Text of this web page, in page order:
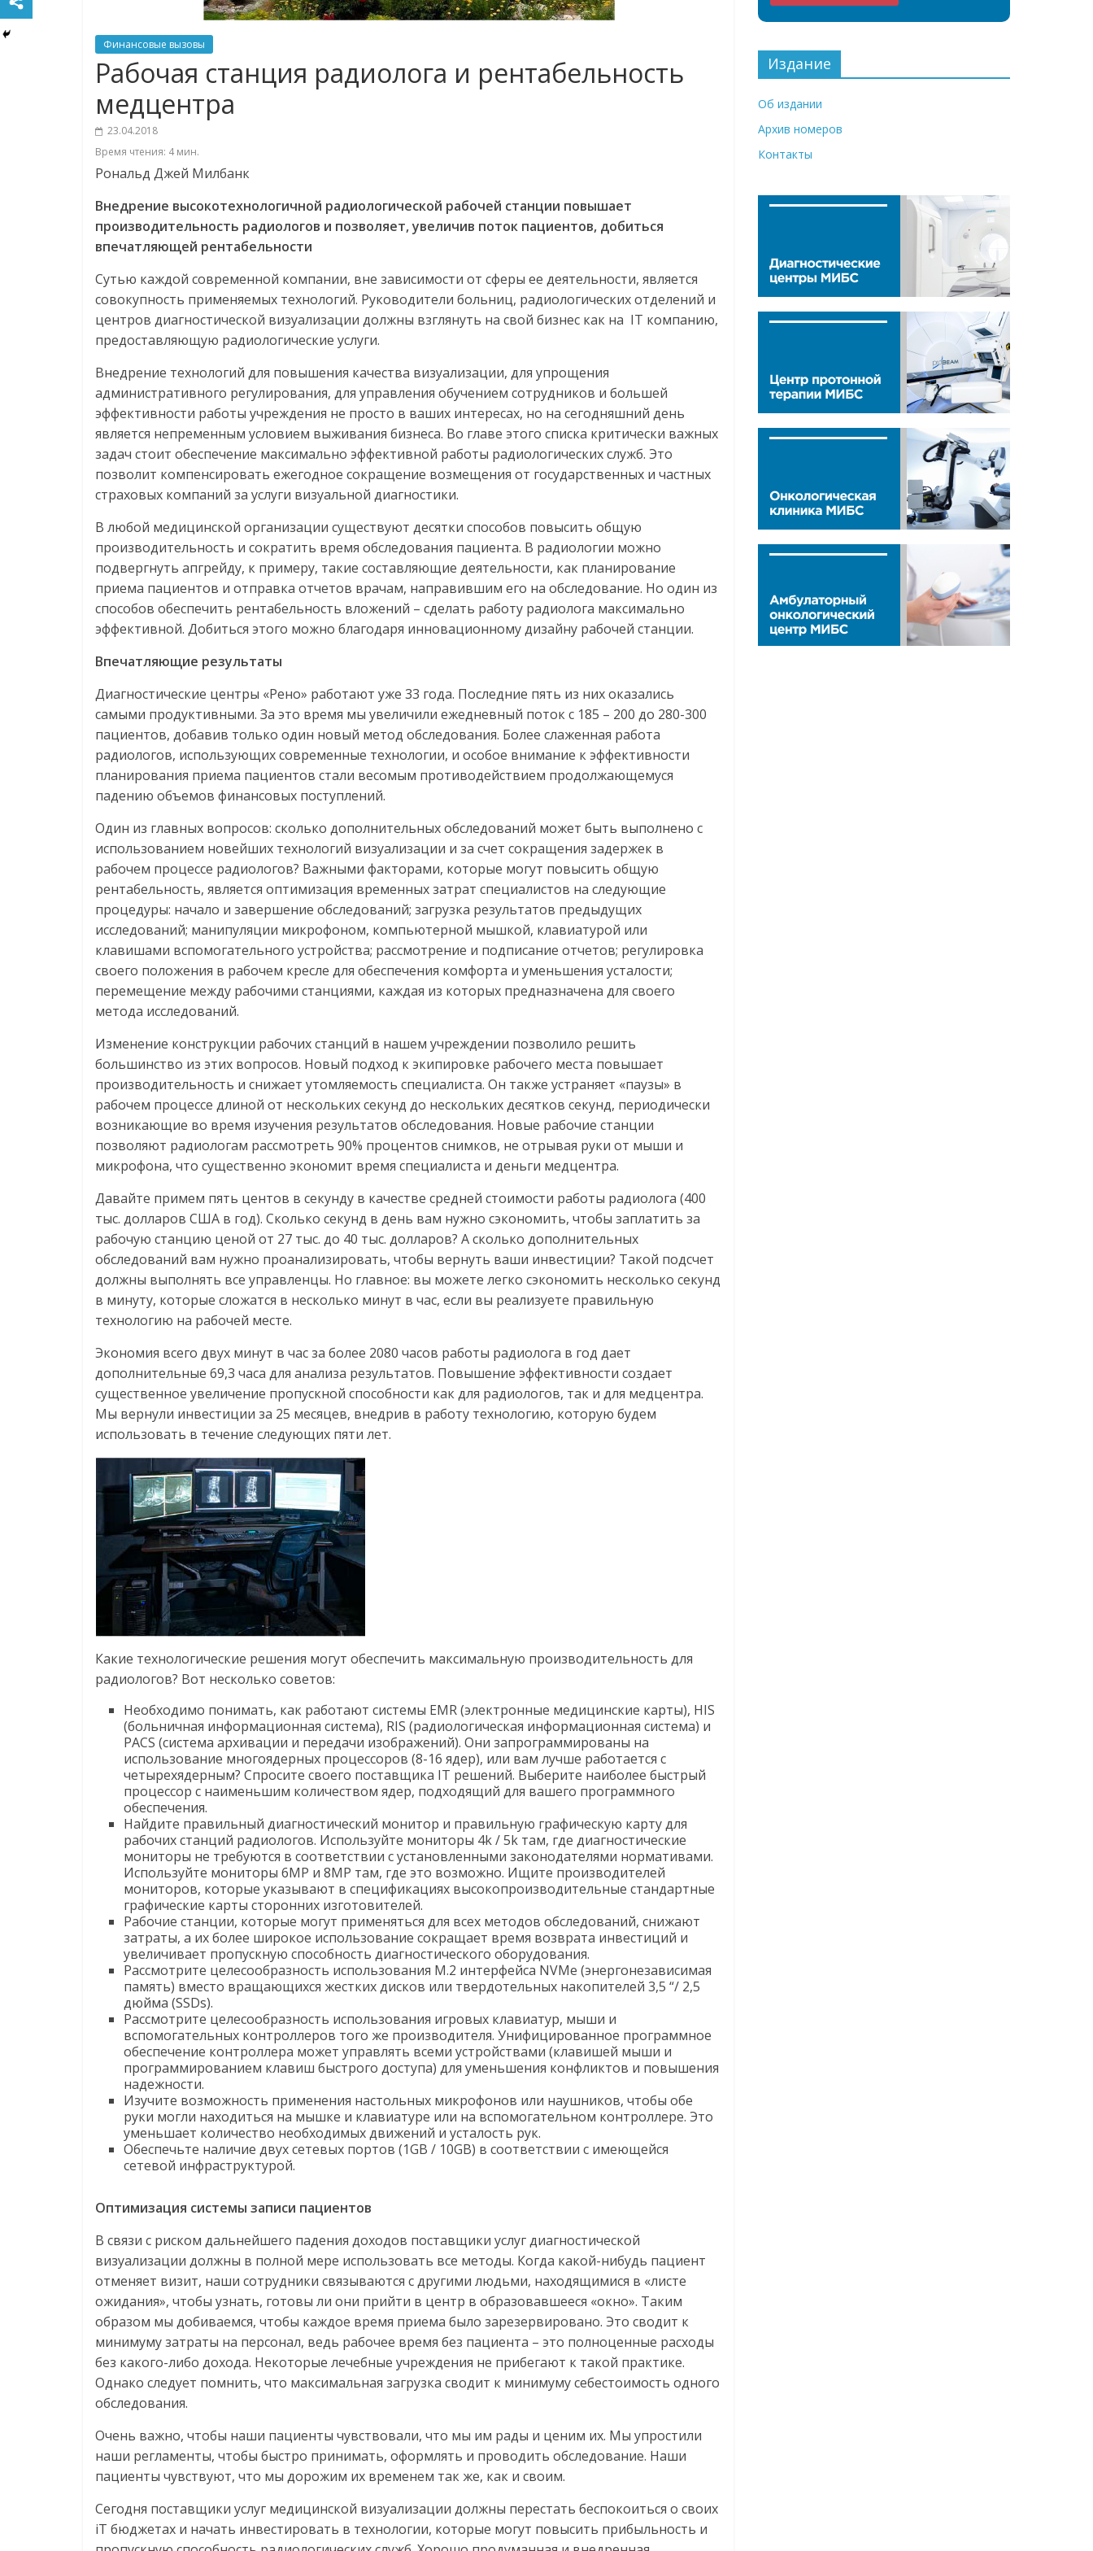
Финансовые вызовы
Рабочая станция радиолога и рентабельность
медцентра
23.04.2018
Время чтения: 4 мин.
Рональд Джей Милбанк
Внедрение высокотехнологичной радиологической рабочей станции повышает
производительность радиологов и позволяет, увеличив поток пациентов, добиться
впечатляющей рентабельности
Сутью каждой современной компании, вне зависимости от сферы ее деятельности, является
совокупность применяемых технологий. Руководители больниц, радиологических отделений и
центров диагностической визуализации должны взглянуть на свой бизнес как на IT компанию,
предоставляющую радиологические услуги.
Внедрение технологий для повышения качества визуализации, для упрощения
административного регулирования, для управления обучением сотрудников и большей
эффективности работы учреждения не просто в ваших интересах, но на сегодняшний день
является непременным условием выживания бизнеса. Во главе этого списка критически важных
задач стоит обеспечение максимально эффективной работы радиологических служб. Это
позволит компенсировать ежегодное сокращение возмещения от государственных и частных
страховых компаний за услуги визуальной диагностики.
В любой медицинской организации существуют десятки способов повысить общую
производительность и сократить время обследования пациента. В радиологии можно
подвергнуть апгрейду, к примеру, такие составляющие деятельности, как планирование
приема пациентов и отправка отчетов врачам, направившим его на обследование. Но один из
способов обеспечить рентабельность вложений – сделать работу радиолога максимально
эффективной. Добиться этого можно благодаря инновационному дизайну рабочей станции.
Впечатляющие результаты
Диагностические центры «Рено» работают уже 33 года. Последние пять из них оказались
самыми продуктивными. За это время мы увеличили ежедневный поток с 185 – 200 до 280-300
пациентов, добавив только один новый метод обследования. Более слаженная работа
радиологов, использующих современные технологии, и особое внимание к эффективности
планирования приема пациентов стали весомым противодействием продолжающемуся
падению объемов финансовых поступлений.
Один из главных вопросов: сколько дополнительных обследований может быть выполнено с
использованием новейших технологий визуализации и за счет сокращения задержек в
рабочем процессе радиологов? Важными факторами, которые могут повысить общую
рентабельность, является оптимизация временных затрат специалистов на следующие
процедуры: начало и завершение обследований; загрузка результатов предыдущих
исследований; манипуляции микрофоном, компьютерной мышкой, клавиатурой или
клавишами вспомогательного устройства; рассмотрение и подписание отчетов; регулировка
своего положения в рабочем кресле для обеспечения комфорта и уменьшения усталости;
перемещение между рабочими станциями, каждая из которых предназначена для своего
метода исследований.
Изменение конструкции рабочих станций в нашем учреждении позволило решить
большинство из этих вопросов. Новый подход к экипировке рабочего места повышает
производительность и снижает утомляемость специалиста. Он также устраняет «паузы» в
рабочем процессе длиной от нескольких секунд до нескольких десятков секунд, периодически
возникающие во время изучения результатов обследования. Новые рабочие станции
позволяют радиологам рассмотреть 90% процентов снимков, не отрывая руки от мыши и
микрофона, что существенно экономит время специалиста и деньги медцентра.
Давайте примем пять центов в секунду в качестве средней стоимости работы радиолога (400
тыс. долларов США в год). Сколько секунд в день вам нужно сэкономить, чтобы заплатить за
рабочую станцию ценой ​​от 27 тыс. до 40 тыс. долларов? А сколько дополнительных
обследований вам нужно проанализировать, чтобы вернуть ваши инвестиции? Такой подсчет
должны выполнять все управленцы. Но главное: вы можете легко сэкономить несколько секунд
в минуту, которые сложатся в несколько минут в час, если вы реализуете правильную
технологию на рабочей месте.
Экономия всего двух минут в час за более 2080 часов работы радиолога в год дает
дополнительные 69,3 часа для анализа результатов. Повышение эффективности создает
существенное увеличение пропускной способности как для радиологов, так и для медцентра.
Мы вернули инвестиции за 25 месяцев, внедрив в работу технологию, которую будем
использовать в течение следующих пяти лет.
Какие технологические решения могут обеспечить максимальную производительность для
радиологов? Вот несколько советов:
Необходимо понимать, как работают системы EMR (электронные медицинские карты), HIS
(больничная информационная система), RIS (радиологическая информационная система) и
PACS (система архивации и передачи изображений). Они запрограммированы на
использование многоядерных процессоров (8-16 ядер), или вам лучше работается с
четырехядерным? Спросите своего поставщика IT решений. Выберите наиболее быстрый
процессор с наименьшим количеством ядер, подходящий для вашего программного
обеспечения.
Найдите правильный диагностический монитор и правильную графическую карту для
рабочих станций радиологов. Используйте мониторы 4k / 5k там, где диагностические
мониторы не требуются в соответствии с установленными законодателями нормативами.
Используйте мониторы 6MP и 8MP там, где это возможно. Ищите производителей
мониторов, которые указывают в спецификациях высокопроизводительные стандартные
графические карты сторонних изготовителей.
Рабочие станции, которые могут применяться для всех методов обследований, снижают
затраты, а их более широкое использование сокращает время возврата инвестиций и
увеличивает пропускную способность диагностического оборудования.
Рассмотрите целесообразность использования M.2 интерфейса NVMe (энергонезависимая
память) вместо вращающихся жестких дисков или твердотельных накопителей 3,5 “/ 2,5
дюйма (SSDs).
Рассмотрите целесообразность использования игровых клавиатур, мыши и
вспомогательных контроллеров того же производителя. Унифицированное программное
обеспечение контроллера может управлять всеми устройствами (клавишей мыши и
программированием клавиш быстрого доступа) для уменьшения конфликтов и повышения
надежности.
Изучите возможность применения настольных микрофонов или наушников, чтобы обе
руки могли находиться на мышке и клавиатуре или на вспомогательном контроллере. Это
уменьшает количество необходимых движений и усталость рук.
Обеспечьте наличие двух сетевых портов (1GB / 10GB) в соответствии с имеющейся
сетевой инфраструктурой.
Оптимизация системы записи пациентов
В связи с риском дальнейшего падения доходов поставщики услуг диагностической
визуализации должны в полной мере использовать все методы. Когда какой-нибудь пациент
отменяет визит, наши сотрудники связываются с другими людьми, находящимися в «листе
ожидания», чтобы узнать, готовы ли они прийти в центр в образовавшееся «окно». Таким
образом мы добиваемся, чтобы каждое время приема было зарезервировано. Это сводит к
минимуму затраты на персонал, ведь рабочее время без пациента – это полноценные расходы
без какого-либо дохода. Некоторые лечебные учреждения не прибегают к такой практике.
Однако следует помнить, что максимальная загрузка сводит к минимуму себестоимость одного
обследования.
Очень важно, чтобы наши пациенты чувствовали, что мы им рады и ценим их. Мы упростили
наши регламенты, чтобы быстро принимать, оформлять и проводить обследование. Наши
пациенты чувствуют, что мы дорожим их временем так же, как и своим.
Сегодня поставщики услуг медицинской визуализации должны перестать беспокоиться о своих
iT бюджетах и ​​начать инвестировать в технологии, которые могут повысить прибыльность и
Издание
Об издании
Архив номеров
Контакты